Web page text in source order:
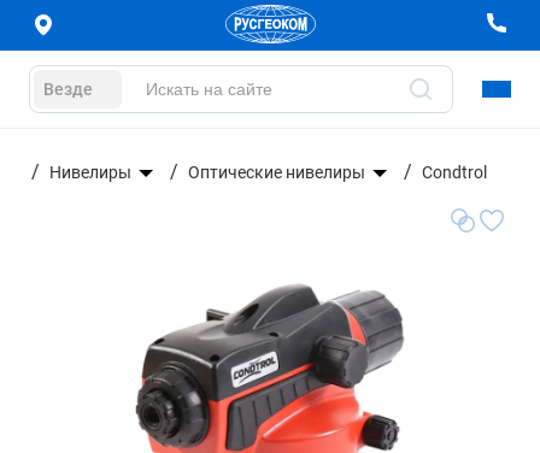
Везде
Нивелиры Оптические нивелиры Condtrol